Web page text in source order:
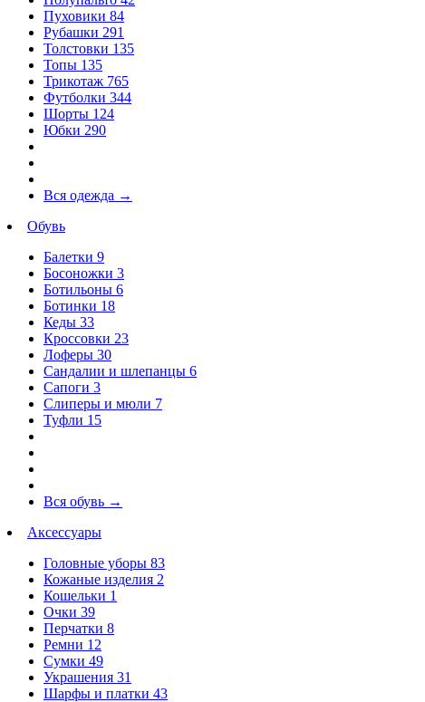
Пуховики 84
Рубашки 291
Толстовки 135
Топы 135
Трикотаж 765
Футболки 344
Шорты 124
Юбки 290
Вся одежда →
Обувь
Балетки 9
Босоножки 3
Ботильоны 6
Ботинки 18
Кеды 33
Кроссовки 23
Лоферы 30
Сандалии и шлепанцы 6
Сапоги 3
Слиперы и мюли 7
Туфли 15
Вся обувь →
Аксессуары
Головные уборы 83
Кожаные изделия 2
Кошельки 1
Очки 39
Перчатки 8
Ремни 12
Сумки 49
Украшения 31
Шарфы и платки 43